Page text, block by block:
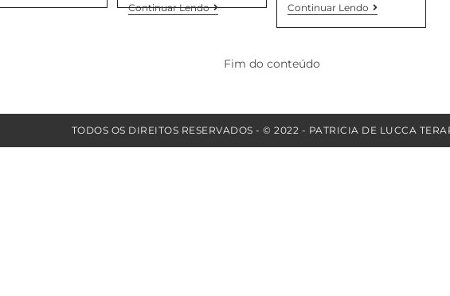
Continuar Lendo Continuar Lendo
Fim do conteúdo
TODOS OS DIREITOS RESERVADOS - © 2022 - PATRICIA DE LUCCA